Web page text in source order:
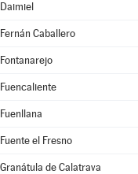
Daimiel
Fernán Caballero
Fontanarejo
Fuencaliente
Fuenllana
Fuente el Fresno
Granátula de Calatrava